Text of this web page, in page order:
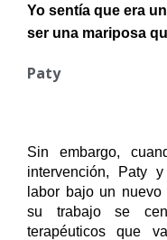
Yo sentía que era
ser una mariposa
Paty
Sin embargo,
intervención, Paty
labor bajo un
su trabajo se
terapéuticos que